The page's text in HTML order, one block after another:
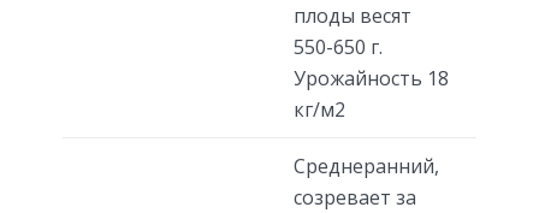
плоды весят
550-650 г.
Урожайность 18
кг/м2
Среднеранний,
созревает за